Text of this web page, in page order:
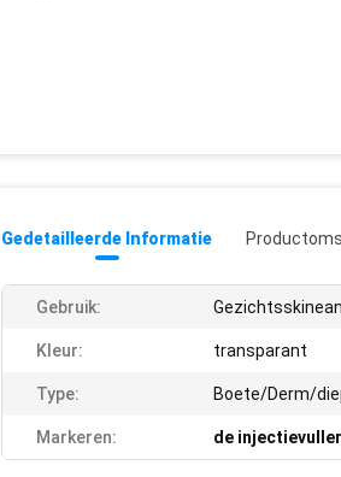
Gedetailleerde Informatie
Gebruik:
Kleur: transparant
Type: Boete/Derm/
Markeren: de